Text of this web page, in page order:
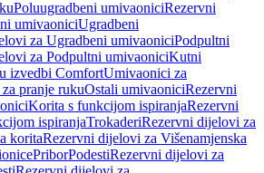
Poluugradbeni umivaoniciRezervni
umivaoniciUgradbeni
za Ugradbeni umivaoniciPodpultni
za Podpultni umivaoniciKutni
izvedbi ComfortUmivaonici za
pranje rukuOstali umivaoniciRezervni
Korita s funkcijom ispiranjaRezervni
ispiranjaTrokaderiRezervni dijelovi za
koritaRezervni dijelovi za Višenamjenska
PriborPodestiRezervni dijelovi za